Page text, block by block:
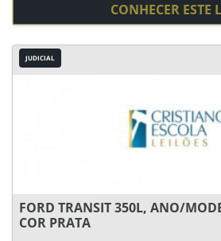
CONHECER ESTE
JUDICIAL
FORD TRANSIT 350L, ANO/
COR PRATA